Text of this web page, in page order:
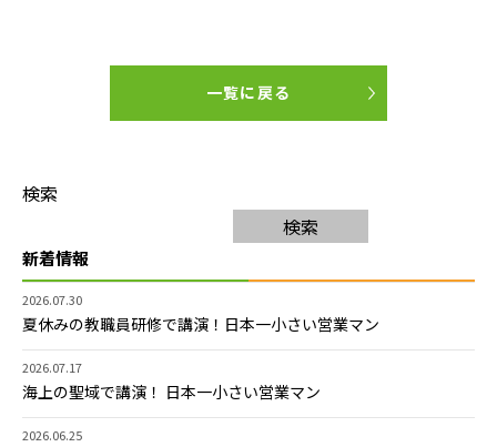
一覧に戻る
検索
検索
新着情報
2026.07.30
夏休みの教職員研修で講演！日本一小さい営業マン
2026.07.17
海上の聖域で講演！ 日本一小さい営業マン
2026.06.25